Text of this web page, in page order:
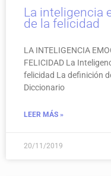
La inteligencia
de la felicidad
LA INTELIGENCIA
FELICIDAD La
felicidad La definición
Diccionario
LEER MÁS »
20/11/2019